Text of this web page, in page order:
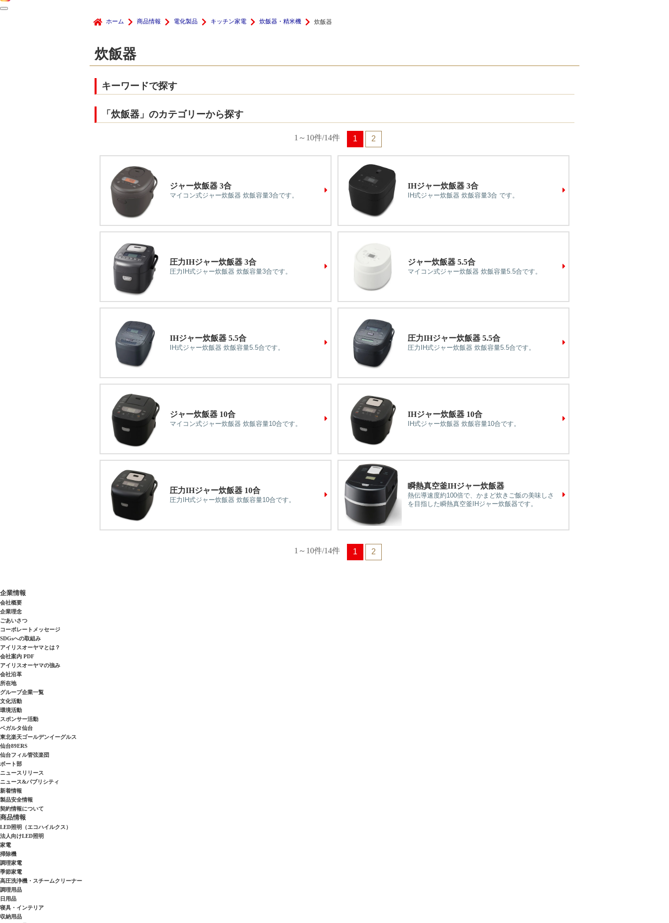
ホーム 商品情報 電化製品 キッチン家電 炊飯器・精米機 炊飯器
炊飯器
キーワードで探す
「炊飯器」のカテゴリーから探す
1～10件/14件 1 2
ジャー炊飯器 3合
マイコン式ジャー炊飯器 炊飯容量3合です。
IHジャー炊飯器 3合
IH式ジャー炊飯器 炊飯容量3合 です。
圧力IHジャー炊飯器 3合
圧力IH式ジャー炊飯器 炊飯容量3合です。
ジャー炊飯器 5.5合
マイコン式ジャー炊飯器 炊飯容量5.5合です。
IHジャー炊飯器 5.5合
IH式ジャー炊飯器 炊飯容量5.5合です。
圧力IHジャー炊飯器 5.5合
圧力IH式ジャー炊飯器 炊飯容量5.5合です。
ジャー炊飯器 10合
マイコン式ジャー炊飯器 炊飯容量10合です。
IHジャー炊飯器 10合
IH式ジャー炊飯器 炊飯容量10合です。
圧力IHジャー炊飯器 10合
圧力IH式ジャー炊飯器 炊飯容量10合です。
瞬熱真空釜IHジャー炊飯器
熱伝導速度約100倍で、かまど炊きご飯の美味しさ
を目指した瞬熱真空釜IHジャー炊飯器です。
1～10件/14件 1 2
企業情報
会社概要
企業理念
ごあいさつ
コーポレートメッセージ
SDGsへの取組み
アイリスオーヤマとは？
会社案内 PDF
アイリスオーヤマの強み
会社沿革
所在地
グループ企業一覧
文化活動
環境活動
スポンサー活動
ベガルタ仙台
東北楽天ゴールデンイーグルス
仙台89ERS
仙台フィル管弦楽団
ボート部
ニュースリリース
ニュース&パブリシティ
新着情報
製品安全情報
契約情報について
商品情報
LED照明（エコハイルクス）
法人向けLED照明
家電
掃除機
調理家電
季節家電
高圧洗浄機・スチームクリーナー
調理用品
日用品
寝具・インテリア
収納用品